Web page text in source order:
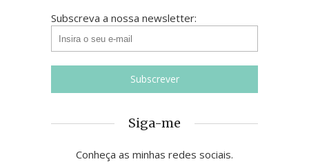
Subscreva a nossa newsletter:
Siga-me
Conheça as minhas redes sociais.